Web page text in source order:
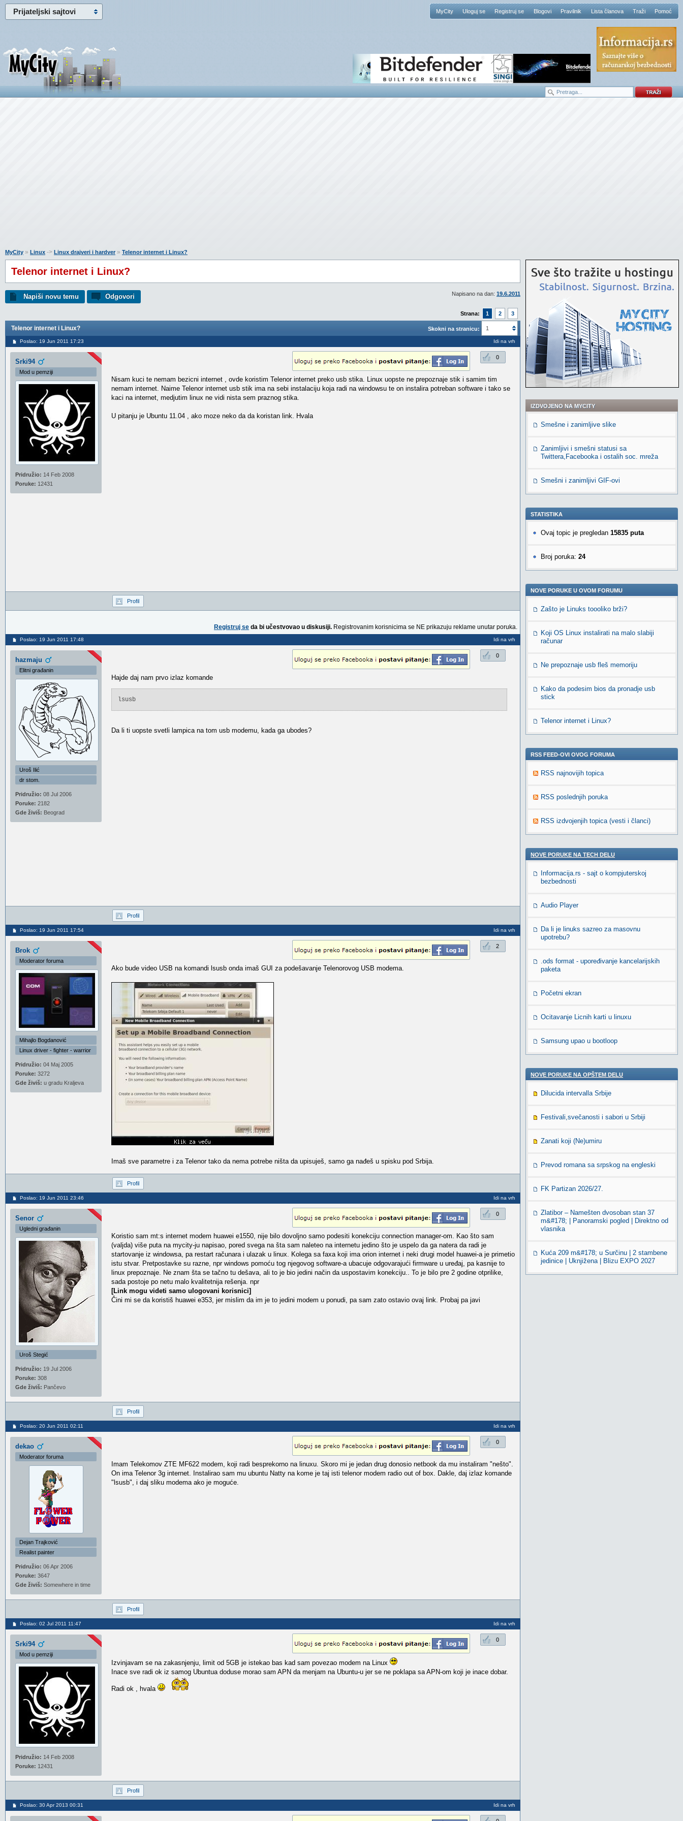
Prijateljski sajtovi MyCity Uloguj se Registruj se Blogovi Pravilnik Lista članova Traži Pomoć
MyCity » Linux -> Linux drajveri i hardver» Telenor internet i Linux?
Telenor internet i Linux?
Napisano na dan: 19.6.2011
Napiši novu temu Odgovori
Strana: 1 2 3
Skokni na stranicu: 1
Telenor internet i Linux?
Poslao: 19 Jun 2011 17:23 Idi na vrh
Srki94
Mod u pemziji
Pridružio: 14 Feb 2008
Poruke: 12431
0
Nisam kuci te nemam bezicni internet , ovde koristim Telenor internet preko usb stika. Linux uopste ne prepoznaje stik i samim tim
nemam internet. Naime Telenor internet usb stik ima na sebi instalaciju koja radi na windowsu te on instalira potreban software i tako se
kaci na internet, medjutim linux ne vidi nista sem praznog stika.
U pitanju je Ubuntu 11.04 , ako moze neko da da koristan link. Hvala
Profil
Registruj se da bi učestvovao u diskusiji. Registrovanim korisnicima se NE prikazuju reklame unutar poruka.
Poslao: 19 Jun 2011 17:48 Idi na vrh
hazmaju
Elitni građanin
Uroš Ilić
dr stom.
Pridružio: 08 Jul 2006
Poruke: 2182
Gde živiš: Beograd
0
Hajde daj nam prvo izlaz komande
lsusb
Da li ti uopste svetli lampica na tom usb modemu, kada ga ubodes?
Profil
Poslao: 19 Jun 2011 17:54 Idi na vrh
Brok
Moderator foruma
Mihajlo Bogdanović
Linux driver - fighter - warrior
Pridružio: 04 Maj 2005
Poruke: 3272
Gde živiš: u gradu Kraljeva
2
Ako bude video USB na komandi lsusb onda imaš GUI za podešavanje Telenorovog USB modema.
Imaš sve parametre i za Telenor tako da nema potrebe ništa da upisuješ, samo ga nađeš u spisku pod Srbija.
Profil
Poslao: 19 Jun 2011 23:46 Idi na vrh
Senor
Ugledni građanin
Uroš Stegić
Pridružio: 19 Jul 2006
Poruke: 308
Gde živiš: Pančevo
0
Koristio sam mt:s internet modem huawei e1550, nije bilo dovoljno samo podesiti konekciju connection manager-om. Kao što sam
(valjda) više puta na mycity-ju napisao, pored svega na šta sam naleteo na internetu jedino što je uspelo da ga natera da radi je
startovanje iz windowsa, pa restart računara i ulazak u linux. Kolega sa faxa koji ima orion internet i neki drugi model huawei-a je primetio
istu stvar. Pretpostavke su razne, npr windows pomoću tog njegovog software-a ubacuje odgovarajući firmware u uređaj, pa kasnije to
linux prepoznaje. Ne znam šta se tačno tu dešava, ali to je bio jedini način da uspostavim konekciju.. To je bilo pre 2 godine otprilike,
sada postoje po netu malo kvalitetnija rešenja. npr
[Link mogu videti samo ulogovani korisnici]
Čini mi se da koristiš huawei e353, jer mislim da im je to jedini modem u ponudi, pa sam zato ostavio ovaj link. Probaj pa javi
Profil
Poslao: 20 Jun 2011 02:11 Idi na vrh
dekao
Moderator foruma
Dejan Trajković
Realist painter
Pridružio: 06 Apr 2006
Poruke: 3647
Gde živiš: Somewhere in time
0
Imam Telekomov ZTE MF622 modem, koji radi besprekorno na linuxu. Skoro mi je jedan drug donosio netbook da mu instaliram "nešto".
On ima Telenor 3g internet. Instalirao sam mu ubuntu Natty na kome je taj isti telenor modem radio out of box. Dakle, daj izlaz komande
"lsusb", i daj sliku modema ako je moguće.
Profil
Poslao: 02 Jul 2011 11:47 Idi na vrh
Srki94
Mod u pemziji
Pridružio: 14 Feb 2008
Poruke: 12431
0
Izvinjavam se na zakasnjenju, limit od 5GB je istekao bas kad sam povezao modem na Linux
Inace sve radi ok iz samog Ubuntua doduse morao sam APN da menjam na Ubuntu-u jer se ne poklapa sa APN-om koji je inace dobar.
Radi ok , hvala
Profil
Poslao: 30 Apr 2013 00:31 Idi na vrh
IZDVOJENO NA MYCITY
Smešne i zanimljive slike
Zanimljivi i smešni statusi sa
Twittera,Facebooka i ostalih soc. mreža
Smešni i zanimljivi GIF-ovi
STATISTIKA
Ovaj topic je pregledan 15835 puta
Broj poruka: 24
NOVE PORUKE U OVOM FORUMU
Zašto je Linuks toooliko brži?
Koji OS Linux instalirati na malo slabiji
računar
Ne prepoznaje usb fleš memoriju
Kako da podesim bios da pronadje usb
stick
Telenor internet i Linux?
RSS FEED-OVI OVOG FORUMA
RSS najnovijih topica
RSS poslednjih poruka
RSS izdvojenjih topica (vesti i članci)
NOVE PORUKE NA TECH DELU
Informacija.rs - sajt o kompjuterskoj
bezbednosti
Audio Player
Da li je linuks sazreo za masovnu
upotrebu?
.ods format - upoređivanje kancelarijskih
paketa
Početni ekran
Ocitavanje Licnih karti u linuxu
Samsung upao u bootloop
NOVE PORUKE NA OPŠTEM DELU
Dilucida intervalla Srbije
Festivali,svečanosti i sabori u Srbiji
Zanati koji (Ne)umiru
Prevod romana sa srpskog na engleski
FK Partizan 2026/27.
Zlatibor – Namešten dvosoban stan 37
m&#178; | Panoramski pogled | Direktno od
vlasnika
Kuća 209 m&#178; u Surčinu | 2 stambene
jedinice | Uknjižena | Blizu EXPO 2027